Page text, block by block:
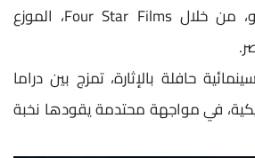
المصرية يوم 9 يوليو، من خلال Four Star Films، الموزع
حافلة بالإثارة، تمزج بين دراما
في مواجهة محتدمة يقودها نخبة